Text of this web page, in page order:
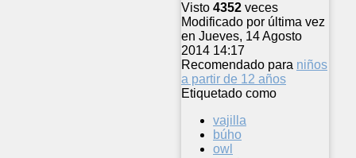
Visto 4352 veces
Modificado por última vez
en Jueves, 14 Agosto
2014 14:17
Recomendado para niños
a partir de 12 años
Etiquetado como
vajilla
búho
owl